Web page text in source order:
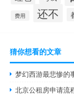
费用 还不
猜你想看的文章
梦幻西游最悲惨的
北京公租房申请流